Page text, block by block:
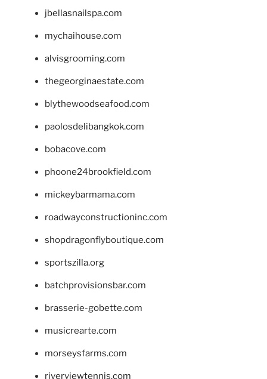
jbellasnailspa.com
mychaihouse.com
alvisgrooming.com
thegeorginaestate.com
blythewoodseafood.com
paolosdelibangkok.com
bobacove.com
phoone24brookfield.com
mickeybarmama.com
roadwayconstructioninc.com
shopdragonflyboutique.com
sportszilla.org
batchprovisionsbar.com
brasserie-gobette.com
musicrearte.com
morseysfarms.com
riverviewtennis.com